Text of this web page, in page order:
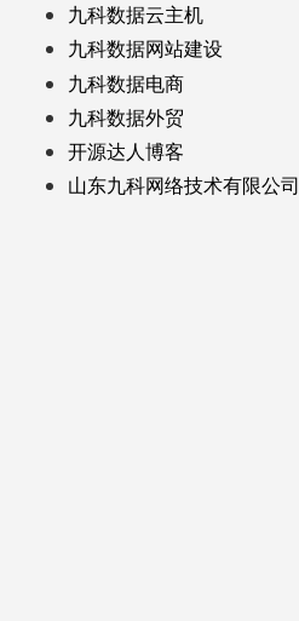
九科数据云主机
九科数据网站建设
九科数据电商
九科数据外贸
开源达人博客
山东九科网络技术有限公司